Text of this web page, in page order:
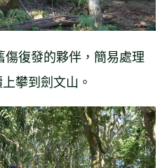
復發的夥伴，簡易處理
攀到劍文山。